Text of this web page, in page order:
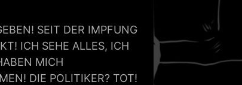
SEIT DER IMPFUNG
ICH SEHE ALLES, ICH
MICH
DIE POLITIKER? TOT!